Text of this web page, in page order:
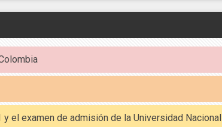
el examen de admisión de la Universidad Nacional